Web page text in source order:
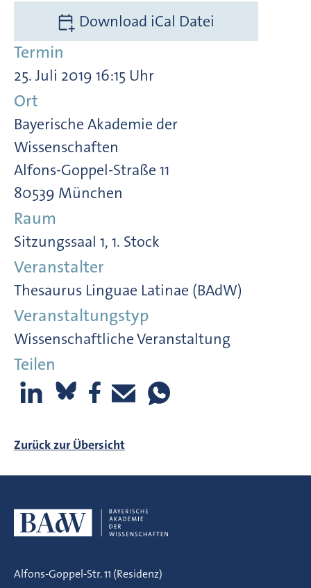
Download iCal Datei
Termin
25. Juli 2019 16:15 Uhr
Ort
Bayerische Akademie der
Wissenschaften
Alfons-Goppel-Straße 11
80539 München
Raum
Sitzungssaal 1, 1. Stock
Veranstalter
Thesaurus Linguae Latinae (BAdW)
Veranstaltungstyp
Wissenschaftliche Veranstaltung
Teilen
Zurück zur Übersicht
Alfons-Goppel-Str. 11 (Residenz)